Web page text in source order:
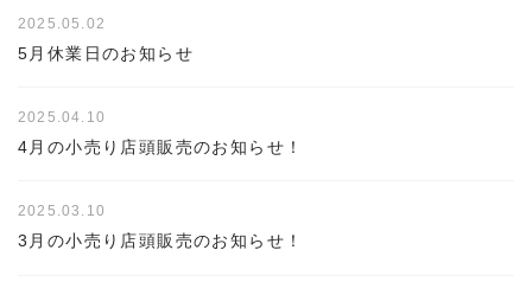
2025.05.02
5月休業日のお知らせ
2025.04.10
4月の小売り店頭販売のお知らせ！
2025.03.10
3月の小売り店頭販売のお知らせ！